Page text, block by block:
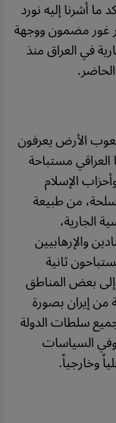
أشرنا إليه نورد
غور مضمون ووجهة
في العراق منذ
الأرض يعرفون
مستباحة
الإسلام
من طبيعة
الجارية،
والإرهابيين
ثانية
بعض المناطق
من إيران بصورة
سلطات الدولة
السياسات
وخارجياً.